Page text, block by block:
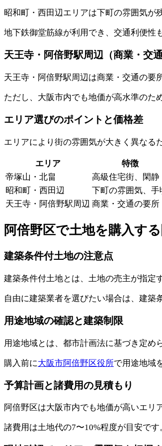
昭和町・西田辺エリアは下町の雰囲気が
地下鉄御堂筋線が利用でき、交通利便性
天王寺・阿倍野駅周辺（商業・交通
天王寺・阿倍野駅周辺は商業・交通の要
ただし、大阪市内でも地価が高水準のた
エリア選びのポイントと価格差
エリアにより街の雰囲気が大きく異なる
エリア 特徴
帝塚山・北畠
高級住宅街、閑静
昭和町・西田辺
下町の雰囲気、手
天王寺・阿倍野駅周辺 商業・交通の要所
阿倍野区で土地を購入す
建築条件付土地の注意点
建築条件付土地とは、土地の売主が指定
自由に建築業者を選びたい場合は、建築
用途地域の確認と建築制限
用途地域とは、都市計画法に基づき定め
購入前に大阪市阿倍野区役所で用途地域
予算計画と諸費用の見積もり
阿倍野区は大阪市内でも地価が高いエリ
諸費用は土地代の7〜10%程度が目安です